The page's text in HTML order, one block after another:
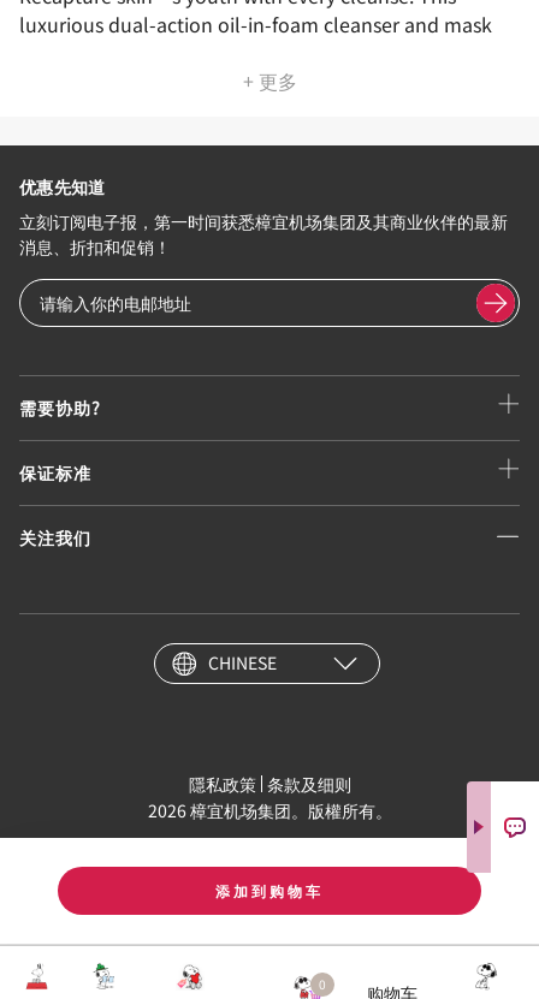
0 购物车
添加到购物车
luxurious dual-action oil-in-foam cleanser and mask
+ 更多
需要协助?
保证标准
关注我们
优惠先知道
立刻订阅电子报，第一时间获悉樟宜机场集团及其商业伙伴的最新
消息、折扣和促销！
CHINESE
隱私政策 条款及细则
2026 樟宜机场集团。版權所有。